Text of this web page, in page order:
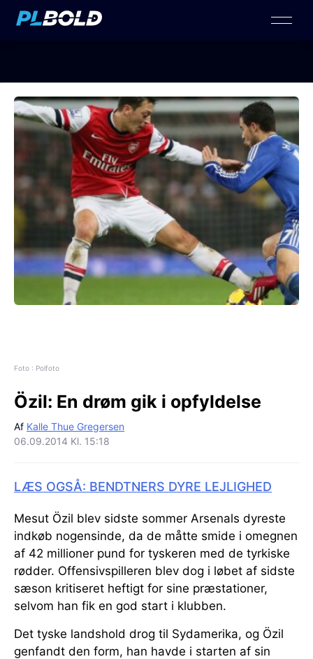
Foto : Polfoto
Özil: En drøm gik i opfyldelse
Af Kalle Thue Gregersen
06.09.2014 Kl. 15:18
LÆS OGSÅ: BENDTNERS DYRE LEJLIGHED
Mesut Özil blev sidste sommer Arsenals dyreste
indkøb nogensinde, da de måtte smide i omegnen
af 42 millioner pund for tyskeren med de tyrkiske
rødder. Offensivspilleren blev dog i løbet af sidste
sæson kritiseret heftigt for sine præstationer,
selvom han fik en god start i klubben.
Det tyske landshold drog til Sydamerika, og Özil
genfandt den form, han havde i starten af sin